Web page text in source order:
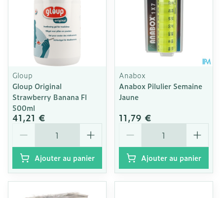
Gloup
Gloup Original
Strawberry Banana Fl
500ml
41,21 €
Ajouter au panier
Anabox
Anabox Pilulier Semaine
Jaune
11,79 €
Ajouter au panier